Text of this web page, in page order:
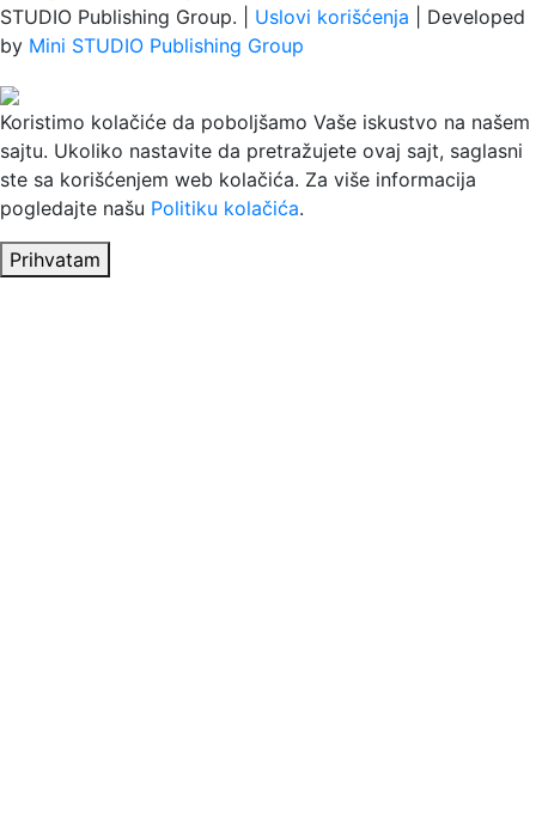
STUDIO Publishing Group. | Uslovi korišćenja | Developed
by Mini STUDIO Publishing Group
Koristimo kolačiće da poboljšamo Vaše iskustvo na našem
sajtu. Ukoliko nastavite da pretražujete ovaj sajt, saglasni
ste sa korišćenjem web kolačića. Za više informacija
pogledajte našu Politiku kolačića.
Prihvatam